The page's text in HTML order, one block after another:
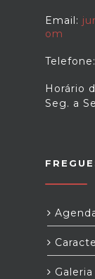
Email:
om
Horário
Seg. a
Galeria